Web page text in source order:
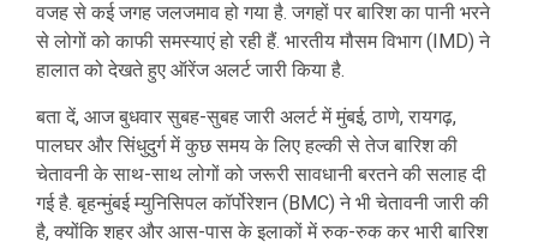
वजह से कई जगह जलजमाव हो गया है. जगहों पर बारिश का पानी भरने
से लोगों को काफी समस्याएं हो रही हैं. भारतीय मौसम विभाग (IMD) ने
हालात को देखते हुए ऑरेंज अलर्ट जारी किया है.
बता दें, आज बुधवार सुबह-सुबह जारी अलर्ट में मुंबई, ठाणे, रायगढ़,
पालघर और सिंधुदुर्ग में कुछ समय के लिए हल्की से तेज बारिश की
चेतावनी के साथ-साथ लोगों को जरूरी सावधानी बरतने की सलाह दी
गई है. बृहन्मुंबई म्युनिसिपल कॉर्पोरेशन (BMC) ने भी चेतावनी जारी की
है, क्योंकि शहर और आस-पास के इलाकों में रुक-रुक कर भारी बारिश